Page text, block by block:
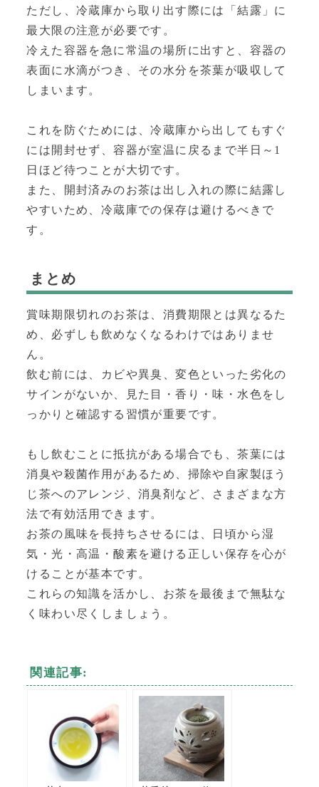
ただし、冷蔵庫から取り出す際には「結露」に
最大限の注意が必要です。
冷えた容器を急に常温の場所に出すと、容器の
表面に水滴がつき、その水分を茶葉が吸収して
しまいます。
これを防ぐためには、冷蔵庫から出してもすぐ
には開封せず、容器が室温に戻るまで半日～1
日ほど待つことが大切です。
また、開封済みのお茶は出し入れの際に結露し
やすいため、冷蔵庫での保存は避けるべきで
す。
まとめ
賞味期限切れのお茶は、消費期限とは異なるた
め、必ずしも飲めなくなるわけではありませ
ん。
飲む前には、カビや異臭、変色といった劣化の
サインがないか、見た目・香り・味・水色をし
っかりと確認する習慣が重要です。
もし飲むことに抵抗がある場合でも、茶葉には
消臭や殺菌作用があるため、掃除や自家製ほう
じ茶へのアレンジ、消臭剤など、さまざまな方
法で有効活用できます。
お茶の風味を長持ちさせるには、日頃から湿
気・光・高温・酸素を避ける正しい保存を心が
けることが基本です。
これらの知識を活かし、お茶を最後まで無駄な
く味わい尽くしましょう。
関連記事: